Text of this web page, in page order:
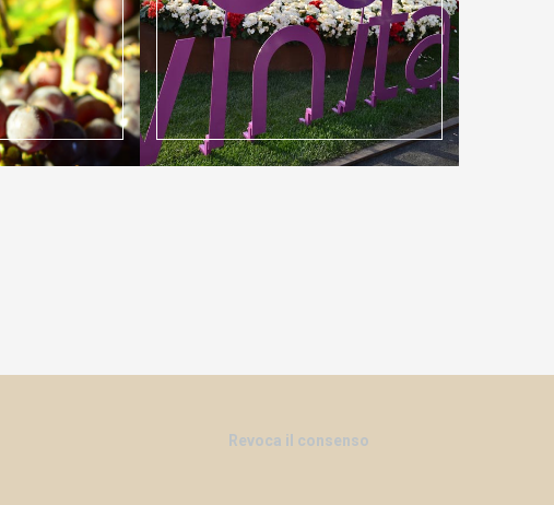
Revoca il consenso